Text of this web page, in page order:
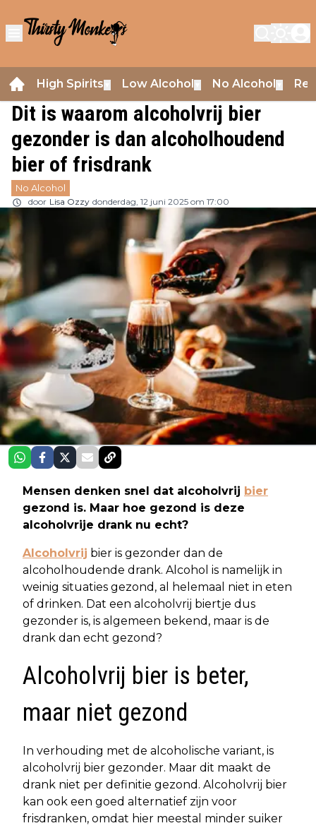
High Spirits Low Alcohol No Alcohol
Dit is waarom alcoholvrij bier
gezonder is dan alcoholhoudend
bier of frisdrank
No Alcohol
door Lisa Ozzy donderdag, 12 juni 2025 om 17:00
Mensen denken snel dat alcoholvrij bier
gezond is. Maar hoe gezond is deze
alcoholvrije drank nu echt?
Alcoholvrij bier is gezonder dan de
alcoholhoudende drank. Alcohol is namelijk in
weinig situaties gezond, al helemaal niet in eten
of drinken. Dat een alcoholvrij biertje dus
gezonder is, is algemeen bekend, maar is de
drank dan echt gezond?
Alcoholvrij bier is beter,
maar niet gezond
In verhouding met de alcoholische variant, is
alcoholvrij bier gezonder. Maar dit maakt de
drank niet per definitie gezond. Alcoholvrij bier
kan ook een goed alternatief zijn voor
frisdranken, omdat hier meestal minder suiker